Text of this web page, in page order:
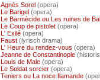
Agnès Sorel (opera)
Le Barigel (opera)
Le Barmècide ou Les ruines de
Le Coup de pistolet (opera)
L' Exilé (opera)
Faust (lyrisch drama)
L' Heure du rendez-vous (opera)
Jeanne de Constantinople
Louis de Male (opera)
Le Soldat sorcier (opera)
Teniers ou La noce flamande